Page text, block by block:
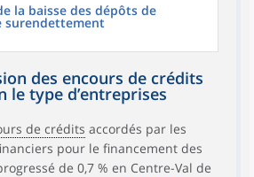
la baisse des dépôts de
surendettement
des encours de crédits
le type d’entreprises
de crédits accordés par les
pour le financement des
de 0,7 % en Centre-Val de